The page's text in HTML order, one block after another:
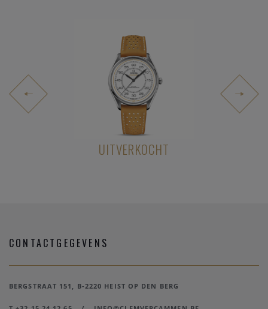
UITVERKOCHT
CONTACTGEGEVENS
BERGSTRAAT 151, B-2220 HEIST OP DEN BERG